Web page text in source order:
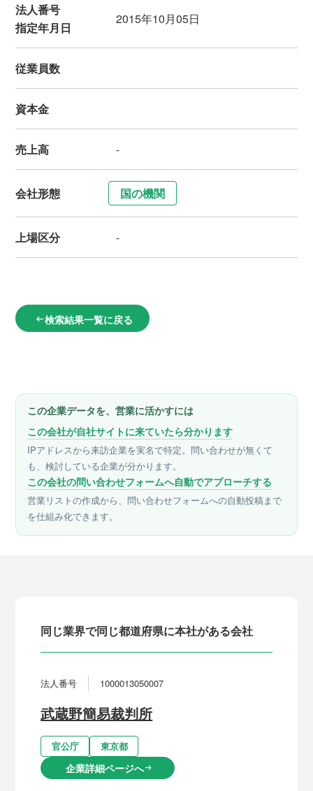
法人番号
指定年月日
2015年10月05日
従業員数
資本金
売上高 -
会社形態 国の機関
上場区分 -
arrow_left_alt検索結果一覧に戻る
この企業データを、営業に活かすには
この会社が自社サイトに来ていたら分かります
IPアドレスから来訪企業を実名で特定。問い合わせが無くて
も、検討している企業が分かります。
この会社の問い合わせフォームへ自動でアプローチする
営業リストの作成から、問い合わせフォームへの自動投稿まで
を仕組み化できます。
同じ業界で同じ都道府県に本社がある会社
法人番号 1000013050007
武蔵野簡易裁判所
官公庁 東京都
企業詳細ページへarrow_right_alt